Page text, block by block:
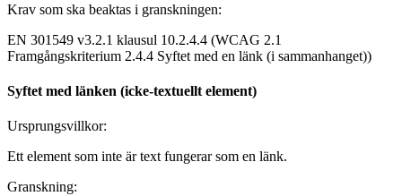
Krav som ska beaktas i granskningen:
EN 301549 v3.2.1 klausul 10.2.4.4 (WCAG 2.1
Framgångskriterium 2.4.4 Syftet med en länk (i sammanhanget))
Syftet med länken (icke-textuellt element)
Ursprungsvillkor:
Ett element som inte är text fungerar som en länk.
Granskning: